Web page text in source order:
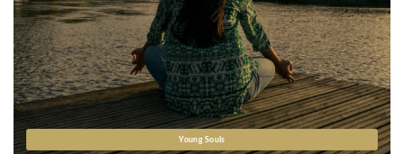
Young Souls